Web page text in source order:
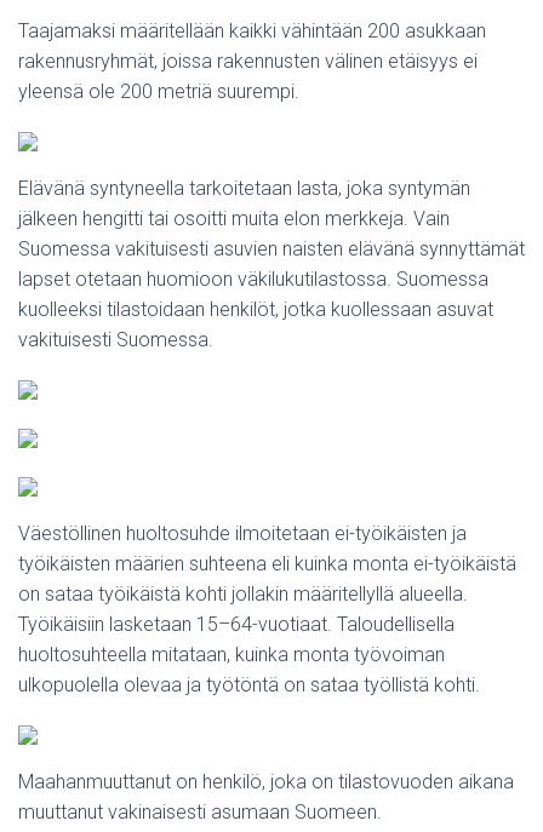
Taajamaksi määritellään kaikki vähintään 200 asukkaan
rakennusryhmät, joissa rakennusten välinen etäisyys ei
yleensä ole 200 metriä suurempi.
Elävänä syntyneella tarkoitetaan lasta, joka syntymän
jälkeen hengitti tai osoitti muita elon merkkeja. Vain
Suomessa vakituisesti asuvien naisten elävänä synnyttämät
lapset otetaan huomioon väkilukutilastossa. Suomessa
kuolleeksi tilastoidaan henkilöt, jotka kuollessaan asuvat
vakituisesti Suomessa.
Väestöllinen huoltosuhde ilmoitetaan ei-työikäisten ja
työikäisten määrien suhteena eli kuinka monta ei-työikäistä
on sataa työikäistä kohti jollakin määritellyllä alueella.
Työikäisiin lasketaan 15–64-vuotiaat. Taloudellisella
huoltosuhteella mitataan, kuinka monta työvoiman
ulkopuolella olevaa ja työtöntä on sataa työllistä kohti.
Maahanmuuttanut on henkilö, joka on tilastovuoden aikana
muuttanut vakinaisesti asumaan Suomeen.